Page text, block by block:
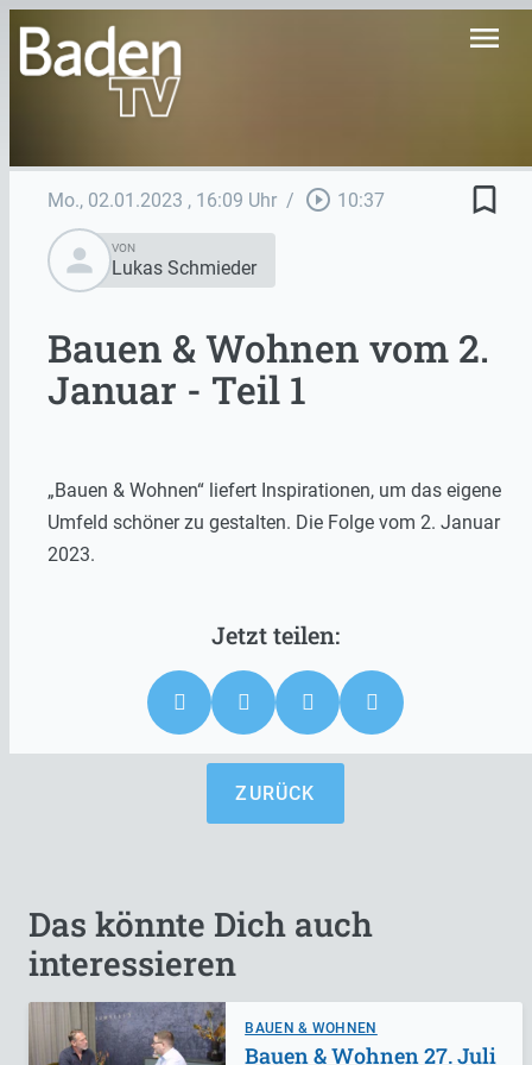
menu
Mo., 02.01.2023 , 16:09 Uhr / play_circle_outline 10:37
bookmark_border
person
VON
Lukas Schmieder
Bauen & Wohnen vom 2.
Januar - Teil 1
„Bauen & Wohnen“ liefert Inspirationen, um das eigene
Umfeld schöner zu gestalten. Die Folge vom 2. Januar
2023.
ZURÜCK
Das könnte Dich auch
interessieren
BAUEN & WOHNEN
Bauen & Wohnen 27. Juli